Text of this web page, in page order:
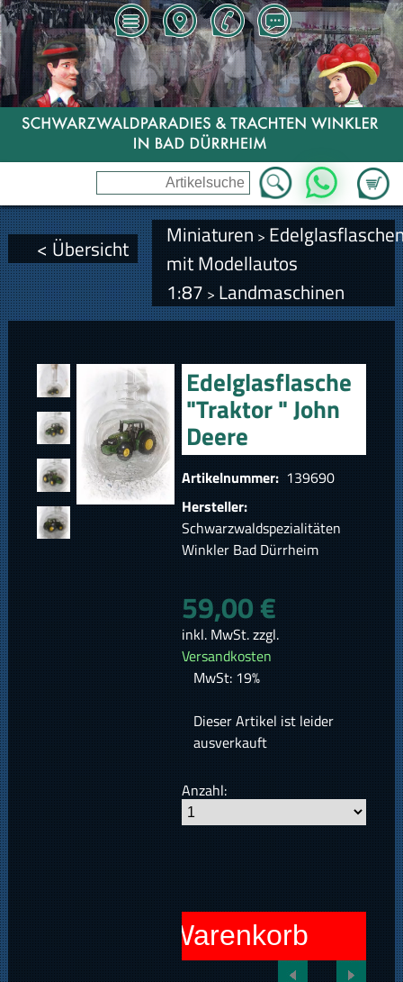
Zum
WhatsApp
< Übersicht Miniaturen >
mit Modellautos
1:87 > Landmaschinen
Edelglasflasche
"Traktor " John
Deere
Artikelnummer: 139690
Hersteller:
Schwarzwaldspezialitäten
Winkler Bad Dürrheim
59,00 €
inkl. MwSt. zzgl.
Versandkosten
MwSt: 19%
Dieser Artikel ist leider
ausverkauft
Anzahl:
In den Warenkorb